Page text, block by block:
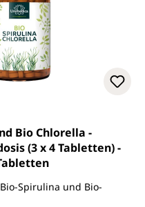
4.8 von 5 Sternen
Bio Chlorella -
(3 x 4 Tabletten) -
Spirulina und Bio-